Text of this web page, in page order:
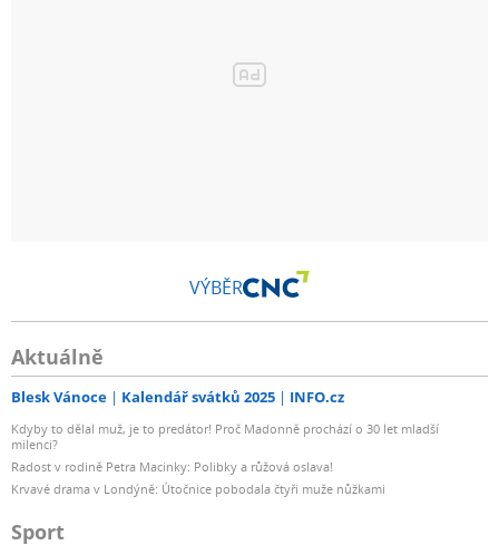
VÝBĚR
Aktuálně
Blesk Vánoce Kalendář svátků 2025 INFO.cz
Kdyby to dělal muž, je to predátor! Proč Madonně prochází o 30 let mladší
milenci?
Radost v rodině Petra Macinky: Polibky a růžová oslava!
Krvavé drama v Londýně: Útočnice pobodala čtyři muže nůžkami
Sport